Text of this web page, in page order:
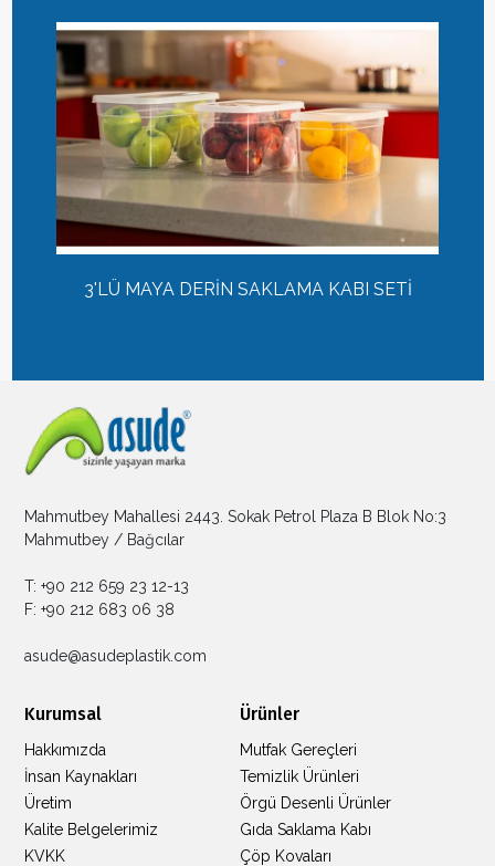
3'LÜ MAYA DERİN SAKLAMA KABI SETİ
Mahmutbey Mahallesi 2443. Sokak Petrol Plaza B Blok No:3
Mahmutbey / Bağcılar
T: +90 212 659 23 12-13
F: +90 212 683 06 38
asude@asudeplastik.com
Kurumsal
Hakkımızda
İnsan Kaynakları
Üretim
Kalite Belgelerimiz
KVKK
Ürünler
Mutfak Gereçleri
Temizlik Ürünleri
Örgü Desenli Ürünler
Gıda Saklama Kabı
Çöp Kovaları